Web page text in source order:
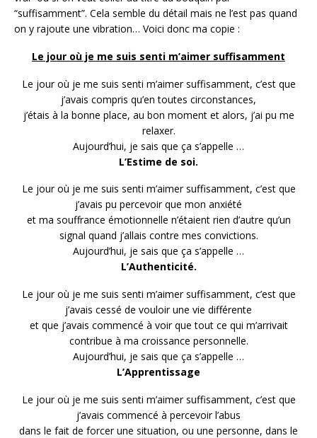
“suffisamment”. Cela semble du détail mais ne l’est pas quand
on y rajoute une vibration… Voici donc ma copie :
Le jour où je me suis senti m’aimer suffisamment
Le jour où je me suis senti m’aimer suffisamment, c’est que
j’avais compris qu’en toutes circonstances,
j’étais à la bonne place, au bon moment et alors, j’ai pu me
relaxer.
Aujourd’hui, je sais que ça s’appelle …
L’Estime de soi.
Le jour où je me suis senti m’aimer suffisamment, c’est que
j’avais pu percevoir que mon anxiété
et ma souffrance émotionnelle n’étaient rien d’autre qu’un
signal quand j’allais contre mes convictions.
Aujourd’hui, je sais que ça s’appelle …
L’Authenticité.
Le jour où je me suis senti m’aimer suffisamment, c’est que
j’avais cessé de vouloir une vie différente
et que j’avais commencé à voir que tout ce qui m’arrivait
contribue à ma croissance personnelle.
Aujourd’hui, je sais que ça s’appelle …
L’Apprentissage
Le jour où je me suis senti m’aimer suffisamment, c’est que
j’avais commencé à percevoir l’abus
dans le fait de forcer une situation, ou une personne, dans le